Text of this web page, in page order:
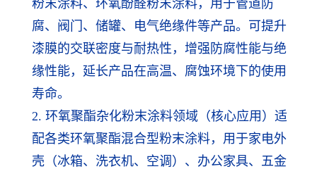
粉末涂料、环氧酚醛粉末涂料，用于管道防
腐、阀门、储罐、电气绝缘件等产品。可提升
漆膜的交联密度与耐热性，增强防腐性能与绝
缘性能，延长产品在高温、腐蚀环境下的使用
寿命。
2. 环氧聚酯杂化粉末涂料领域（核心应用）适
配各类环氧聚酯混合型粉末涂料，用于家电外
壳（冰箱、洗衣机、空调）、办公家具、五金